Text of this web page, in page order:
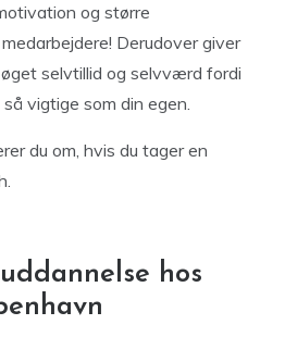
og større
Derudover giver
selvtillid og selvværd fordi
vigtige som din egen.
du om, hvis du tager en
hos